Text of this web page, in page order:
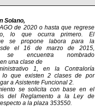
Solano,
de 2020 o hasta que regrese
lo que ocurra primero. El
se propone labora para la
el 16 de marzo de 2015,
se encuentra nombrado
una clase de
1, en la Contraloría
lo que existen 2 clases de por
a Asistente Funcional 2.
se solicita con base en el
del Reglamento a la Ley de
a la plaza 353550.